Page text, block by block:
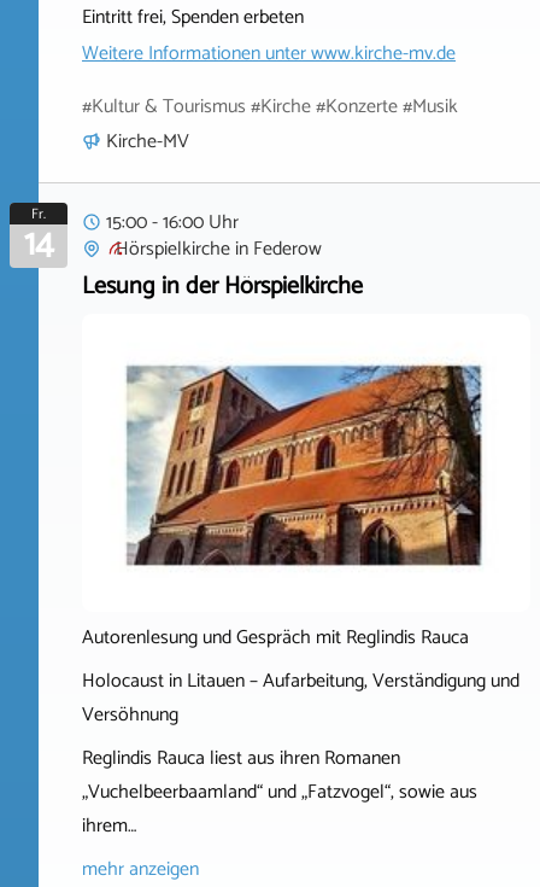
Eintritt frei, Spenden erbeten
Weitere Informationen unterwww.kirche-mv.de
#Kultur & Tourismus #Kirche #Konzerte #Musik
Kirche-MV
Fr.
14
15:00 - 16:00 Uhr
HörspielkircheinFederow
Lesung in der Hörspielkirche
Autorenlesung und Gespräch mit Reglindis Rauca
Holocaust in Litauen – Aufarbeitung, Verständigung und
Versöhnung
Reglindis Rauca liest aus ihren Romanen
„Vuchelbeerbaamland“ und „Fatzvogel“, sowie aus
ihrem…
mehr anzeigen